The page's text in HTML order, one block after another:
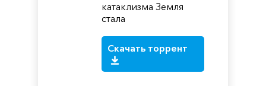
катаклизма Земля
стала
Скачать торрент